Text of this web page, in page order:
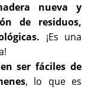
nueva y
de residuos,
¡Es una
ser fáciles de
, lo que es